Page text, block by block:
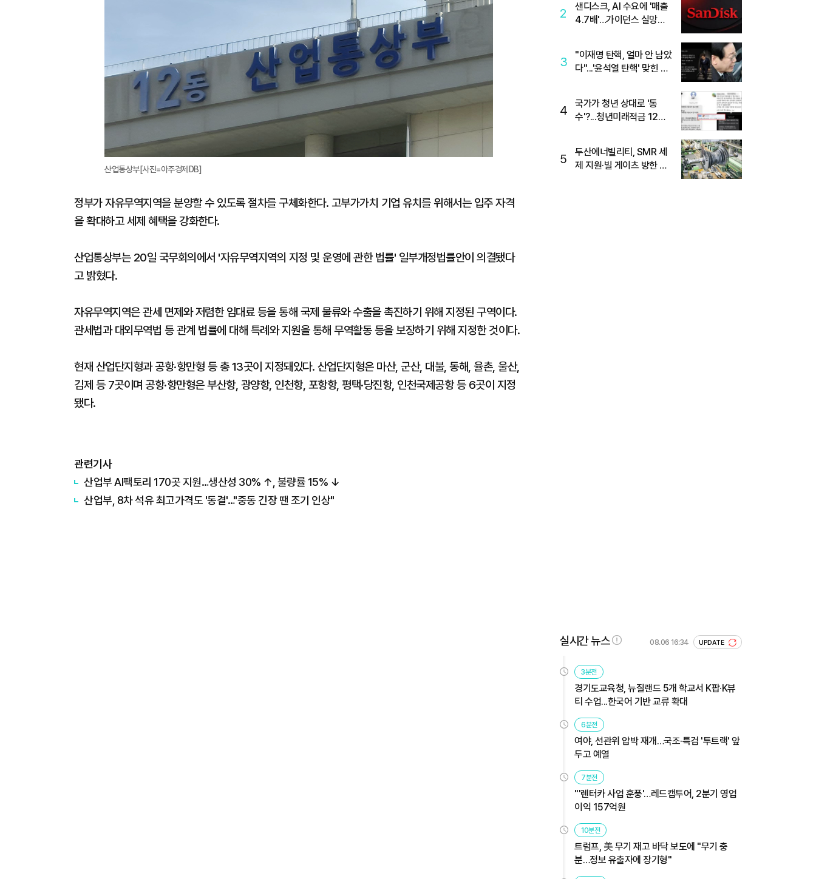
확
산업통상부[사진=아주경제DB]
정부가 자유무역지역을 분양할 수 있도록 절차를 구체화한다. 고부가가치 기업 유치를 위해서는 입주 자격
을 확대하고 세제 혜택을 강화한다.
산업통상부는 20일 국무회의에서 '자유무역지역의 지정 및 운영에 관한 법률' 일부개정법률안이 의결됐다
고 밝혔다.
자유무역지역은 관세 면제와 저렴한 임대료 등을 통해 국제 물류와 수출을 촉진하기 위해 지정된 구역이다.
관세법과 대외무역법 등 관계 법률에 대해 특례와 지원을 통해 무역활동 등을 보장하기 위해 지정한 것이다.
현재 산업단지형과 공항·항만형 등 총 13곳이 지정돼있다. 산업단지형은 마산, 군산, 대불, 동해, 율촌, 울산,
김제 등 7곳이며 공항·항만형은 부산항, 광양항, 인천항, 포항항, 평택·당진항, 인천국제공항 등 6곳이 지정
됐다.
관련기사
산업부 AI팩토리 170곳 지원…생산성 30% ↑, 불량률 15% ↓
산업부, 8차 석유 최고가격도 '동결'…"중동 긴장 땐 조기 인상"
2
샌디스크, AI 수요에 '매출
4.7배'…가이던스 실망에
3
"이재명 탄핵, 얼마 안 남았
다"...'윤석열 탄핵' 맞힌 무
4
국가가 청년 상대로 '통
수'?...청년미래적금 12%
5
두산에너빌리티, SMR 세
제 지원·빌 게이츠 방한 기
실시간 뉴스 08.06 16:34 UPDATE
3분전
경기도교육청, 뉴질랜드 5개 학교서 K팝·K뷰
티 수업...한국어 기반 교류 확대
6분전
여야, 선관위 압박 재개…국조·특검 '투트랙' 앞
두고 예열
7분전
"'렌터카 사업 훈풍'…레드캡투어, 2분기 영업
이익 157억원
10분전
트럼프, 美 무기 재고 바닥 보도에 "무기 충
분…정보 유출자에 장기형"